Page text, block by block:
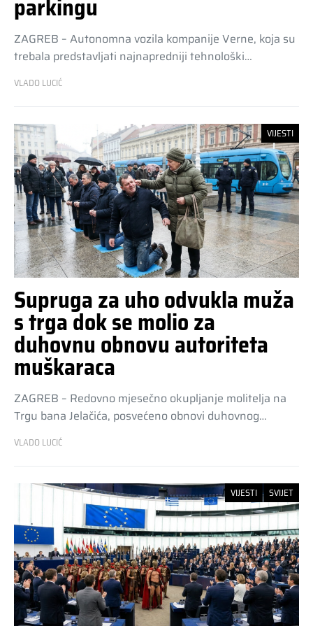
parkingu
ZAGREB – Autonomna vozila kompanije Verne, koja su
trebala predstavljati najnapredniji tehnološki…
VLADO LUCIĆ
VIJESTI
Supruga za uho odvukla muža
s trga dok se molio za
duhovnu obnovu autoriteta
muškaraca
ZAGREB – Redovno mjesečno okupljanje molitelja na
Trgu bana Jelačića, posvećeno obnovi duhovnog…
VLADO LUCIĆ
VIJESTI SVIJET